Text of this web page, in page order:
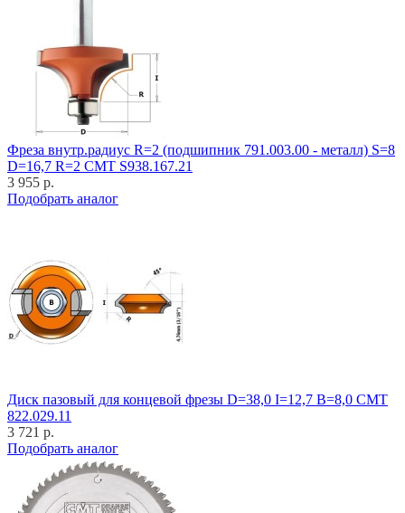
Фреза внутр.радиус R=2 (подшипник 791.003.00 - металл) S=8
D=16,7 R=2 CMT S938.167.21
3 955 р.
Подобрать аналог
Диск пазовый для концевой фрезы D=38,0 I=12,7 B=8,0 CMT
822.029.11
3 721 р.
Подобрать аналог